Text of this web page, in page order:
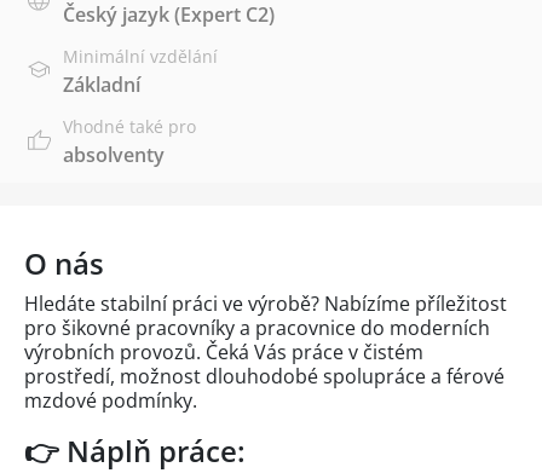
Český jazyk(Expert C2)
Minimální vzdělání
Základní
Vhodné také pro
absolventy
O nás
Hledáte stabilní práci ve výrobě? Nabízíme příležitost
pro šikovné pracovníky a pracovnice do moderních
výrobních provozů. Čeká Vás práce v čistém
prostředí, možnost dlouhodobé spolupráce a férové
mzdové podmínky.
👉 Náplň práce: